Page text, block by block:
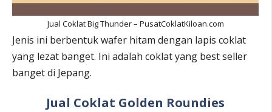
Jual Coklat Big Thunder – PusatCoklatKiloan.com
Jenis ini berbentuk wafer hitam dengan lapis coklat
yang lezat banget. Ini adalah coklat yang best seller
banget di Jepang.
Jual Coklat Golden Roundies